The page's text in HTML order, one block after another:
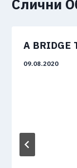
Слични
A BRIDGE
09.08.2020